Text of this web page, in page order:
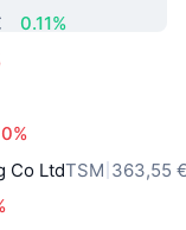
0.11%
Co LtdTSM 363,55